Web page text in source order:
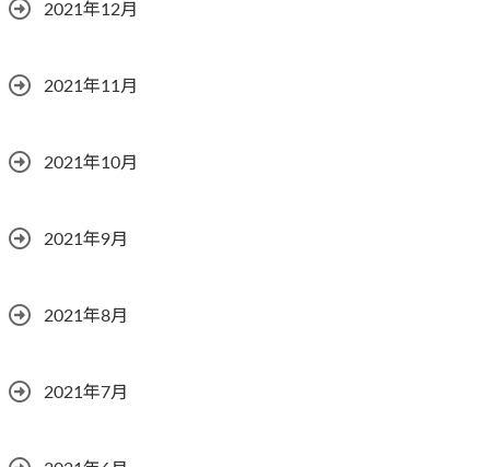
2021年12月
2021年11月
2021年10月
2021年9月
2021年8月
2021年7月